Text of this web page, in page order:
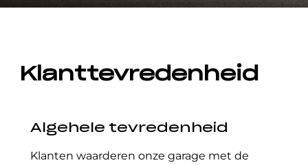
Klanttevredenheid
Algehele tevredenheid
Klanten waarderen onze garage met de